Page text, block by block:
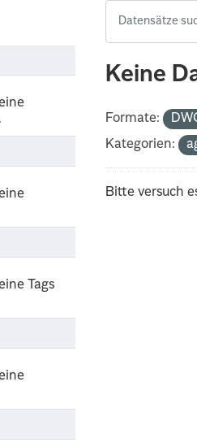
Tags
Keine
Formate:
Kategorien:
Bitte versuch